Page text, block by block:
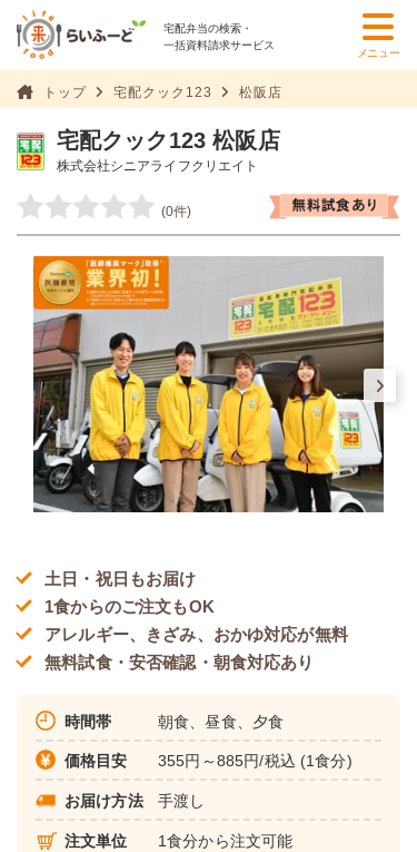
宅配弁当の検索・
一括資料請求サービス
メニュー
トップ 宅配クック123 松阪店
宅配クック123 松阪店
株式会社シニアライフクリエイト
(0件)
土日・祝日もお届け
1食からのご注文もOK
アレルギー、きざみ、おかゆ対応が無料
無料試食・安否確認・朝食対応あり
時間帯 朝食、昼食、夕食
価格目安 355円～885円/税込 (1食分)
お届け方法 手渡し
注文単位 1食分から注文可能